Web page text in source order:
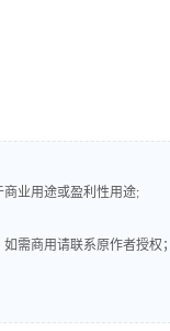
业用途或盈利性用途;
需商用请联系原作者授权；